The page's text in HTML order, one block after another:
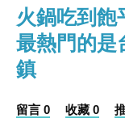
火鍋吃到飽
最熱門的是
鎮
留言 0 收藏 0